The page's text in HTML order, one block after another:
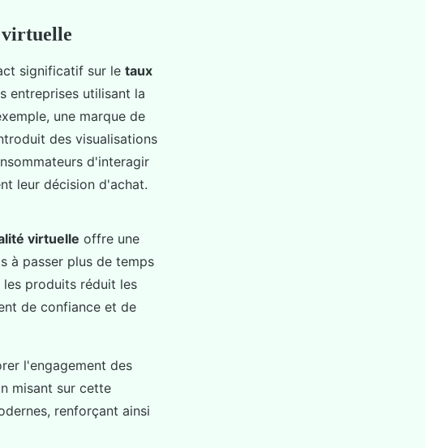
virtuelle
significatif sur le taux
entreprises utilisant la
une marque de
des visualisations
d'interagir
leur décision d'achat.
virtuelle offre une
à passer plus de temps
produits réduit les
de confiance et de
l'engagement des
misant sur cette
renforçant ainsi